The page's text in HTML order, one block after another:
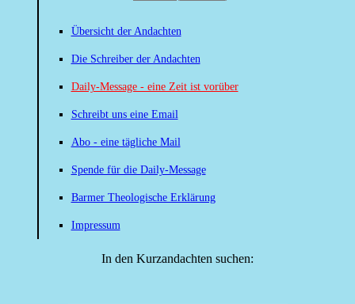
Übersicht der Andachten
Die Schreiber der Andachten
Daily-Message - eine Zeit ist vorüber
Schreibt uns eine Email
Abo - eine tägliche Mail
Spende für die Daily-Message
Barmer Theologische Erklärung
Impressum
In den Kurzandachten suchen: